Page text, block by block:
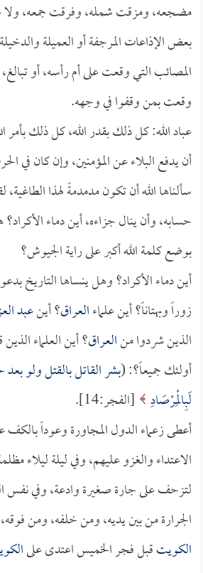
مضجعه، ومزقت شمله، وفرقت جمعه، ولا
بعض الإذاعات المرجفة أو العميلة
المصائب التي وقعت على أم رأسه، أو
وقعت بمن وقفوا في وجهه.
عباد الله: كل ذلك بقدر الله، كل ذلك بأمر
أن يدفع البلاء عن المؤمنين، وإن كان في
سألناها الله أن تكون مدمدمةً لهذا
حسابه، وأن ينال جزاءه، أين دماء
بوضع كلمة الله أكبر على راية الجيوش؟
أين دماء الأكراد؟ وهل ينساها التاريخ
زوراً وبهتاناً؟ أين علماءالعراق؟ أينعبد
الذين شردوا منالعراق؟ أين العلماء
أولئك جميعاً؟: (بشر القاتل بالقتل ولو
لَبِالْمِرْصَادِ [الفجر:14].
أعطى زعماء الدول المجاورة وعوداً
الاعتداء والغزو عليهم، وفي ليلة ليلاء
لتزحف على جارة صغيرة وادعة، وفي نفس
الجرارة من بين يديه، ومن خلفه، ومن
الكويتقبل فجر الخميس اعتدى على